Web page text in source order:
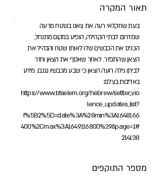
תאור המקרה
בעת שחקלאי רעה את צאנו בשטח מרעה
שמדרום לבתי הקהילה, הופיע במקום מתנחל,
הכניס את הכבשים שלו לאותו שטח והבהיל את
הצאן שהתפזר. לאחר שאסף את הצאן וחזר
לביתו גילה רועה הצאן כי שבע מכבשיו נגנבו. מידע
באדיבות בצלם:
https://www.btselem.org/hebrew/settler_vio
lence_updates_list?
f%5B2%5D=date%3A%28min%3A1648166
400%2Cmax%3A1649116800%29&page=1#
214138
מספר התוקפים